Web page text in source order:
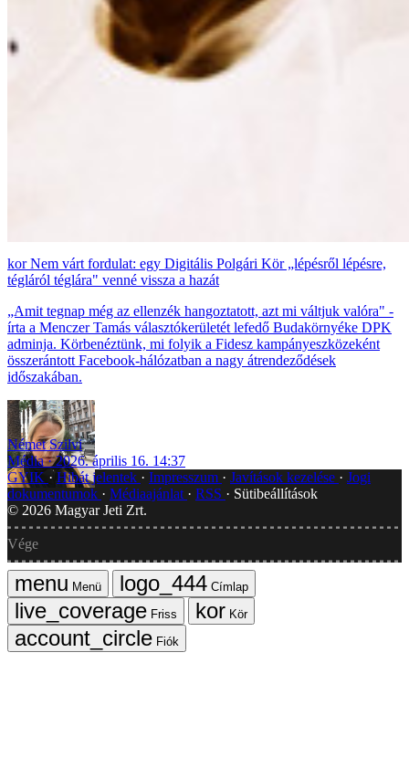
Nem várt fordulat: egy Digitális Polgári Kör „lépésről lépésre,
tégláról téglára" venné vissza a hazát
„Amit tegnap még az ellenzék hangoztatott, azt mi váltjuk valóra" -
írta a Menczer Tamás választókerületét lefedő Budakörnyéke DPK
adminja. Körbenéztünk, mi folyik a Fidesz kampányeszközeként
összerántott Facebook-hálózatban a nagy átrendeződések
időszakában.
Német Szilvi
Média
2026. április 16. 14:37
GYIK
Hibát jelentek Impresszum Javítások kezelése
Jogi
dokumentumok
Médiaajánlat RSS
Sütibeállítások
© 2026 Magyar Jeti Zrt.
Vége
Menü
Címlap
Friss
Kör
Fiók